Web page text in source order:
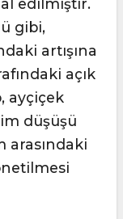
edilmiştir.
gibi,
artışına
açık
ayçiçek
düşüşü
arasındaki